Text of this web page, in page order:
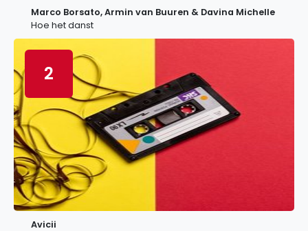
Marco Borsato, Armin van Buuren & Davina Michelle
Hoe het danst
2
Avicii